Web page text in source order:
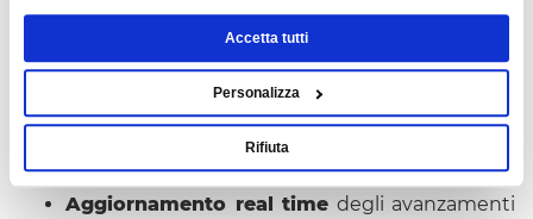
Accetta tutti
Personalizza
Rifiuta
Eliminazione totale erroridi trascrizione o
dimenticanze perché si elimina la
compilazione manuale di rapporti di
produzione in campo fonte di continue e
costose rettifiche manuali da parte dei
Aggiornamento real time degli avanzamenti